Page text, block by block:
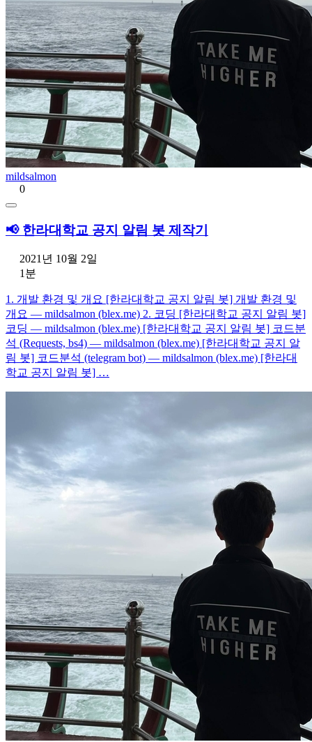
mildsalmon
0
📢 한라대학교 공지 알림 봇 제작기
2021년 10월 2일
1분
1. 개발 환경 및 개요 [한라대학교 공지 알림 봇] 개발 환경 및
개요 — mildsalmon (blex.me) 2. 코딩 [한라대학교 공지 알림 봇]
코딩 — mildsalmon (blex.me) [한라대학교 공지 알림 봇] 코드분
석 (Requests, bs4) — mildsalmon (blex.me) [한라대학교 공지 알
림 봇] 코드분석 (telegram bot) — mildsalmon (blex.me) [한라대
학교 공지 알림 봇] …